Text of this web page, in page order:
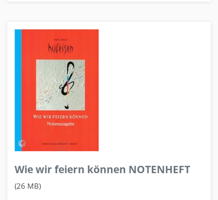
Wie wir feiern können NOTENHEFT
(26 MB)